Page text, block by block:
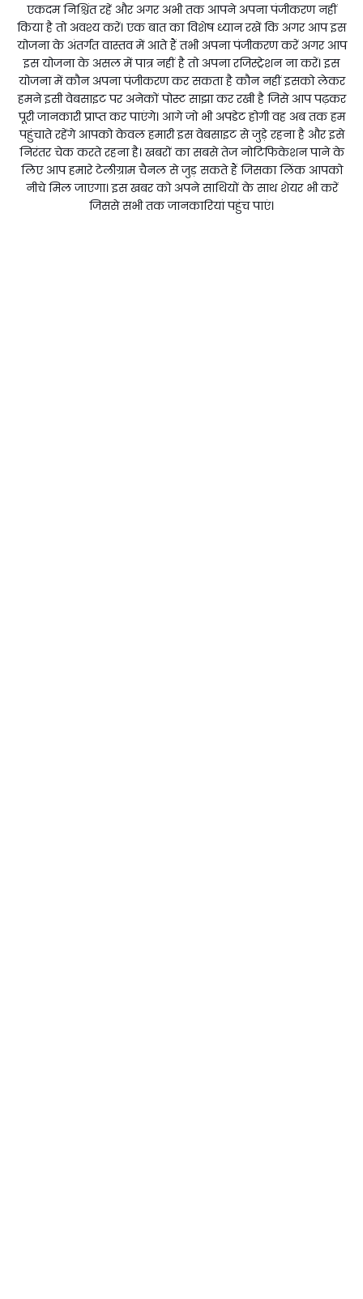
एकदम निश्चिंत रहें और अगर अभी तक आपने अपना पंजीकरण नहीं
किया है तो अवश्य करें। एक बात का विशेष ध्यान रखें कि अगर आप इस
योजना के अंतर्गत वास्तव में आते हैं तभी अपना पंजीकरण करें अगर आप
इस योजना के असल में पात्र नहीं है तो अपना रजिस्ट्रेशन ना करें। इस
योजना में कौन अपना पंजीकरण कर सकता है कौन नहीं इसको लेकर
हमने इसी वेबसाइट पर अनेकों पोस्ट साझा कर रखी है जिसे आप पढ़कर
पूरी जानकारी प्राप्त कर पाएंगे। आगे जो भी अपडेट होगी वह अब तक हम
पहुंचाते रहेंगे आपको केवल हमारी इस वेबसाइट से जुड़े रहना है और इसे
निरंतर चेक करते रहना है। खबरों का सबसे तेज नोटिफिकेशन पाने के
लिए आप हमारे टेलीग्राम चैनल से जुड़ सकते हैं जिसका लिंक आपको
नीचे मिल जाएगा। इस खबर को अपने साथियों के साथ शेयर भी करें
जिससे सभी तक जानकारियां पहुंच पाएं।